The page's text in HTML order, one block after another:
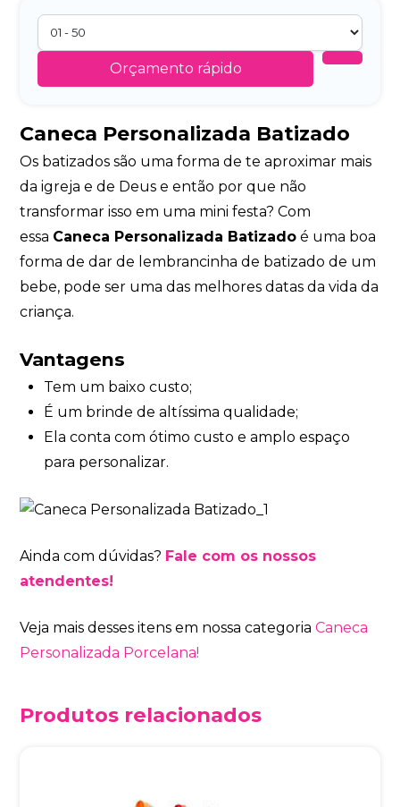
Orçamento rápido
Caneca Personalizada Batizado
Os batizados são uma forma de te aproximar mais
da igreja e de Deus e então por que não
transformar isso em uma mini festa? Com
essa Caneca Personalizada Batizado é uma boa
forma de dar de lembrancinha de batizado de um
bebe, pode ser uma das melhores datas da vida da
criança.
Vantagens
Tem um baixo custo;
É um brinde de altíssima qualidade;
Ela conta com ótimo custo e amplo espaço
para personalizar.
Ainda com dúvidas? Fale com os nossos
atendentes!
Veja mais desses itens em nossa categoriaCaneca
Personalizada Porcelana!
Produtos relacionados